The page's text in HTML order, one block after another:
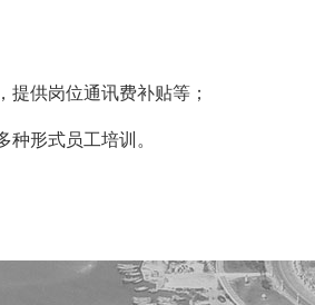
供岗位通讯费补贴等；
形式员工培训。